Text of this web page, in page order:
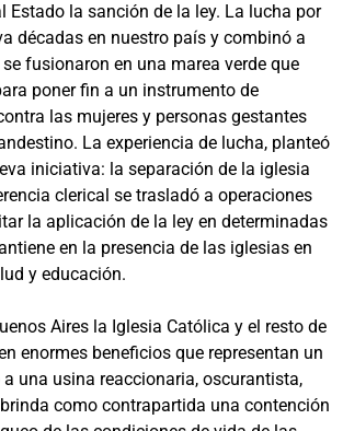
Estado la sanción de la ley. La lucha por
décadas en nuestro país y combinó a
fusionaron en una marea verde que
poner fin a un instrumento de
las mujeres y personas gestantes
La experiencia de lucha, planteó
iniciativa: la separación de la iglesia
clerical se trasladó a operaciones
la aplicación de la ley en determinadas
en la presencia de las iglesias en
y educación.
Aires la Iglesia Católica y el resto de
enormes beneficios que representan un
una usina reaccionaria, oscurantista,
como contrapartida una contención